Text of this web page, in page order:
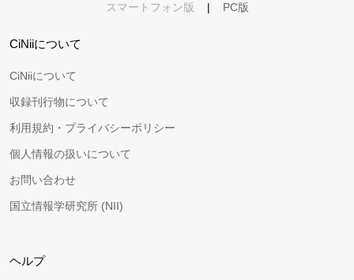
スマートフォン版 | PC版
CiNiiについて
CiNiiについて
収録刊行物について
利用規約・プライバシーポリシー
個人情報の扱いについて
お問い合わせ
国立情報学研究所 (NII)
ヘルプ